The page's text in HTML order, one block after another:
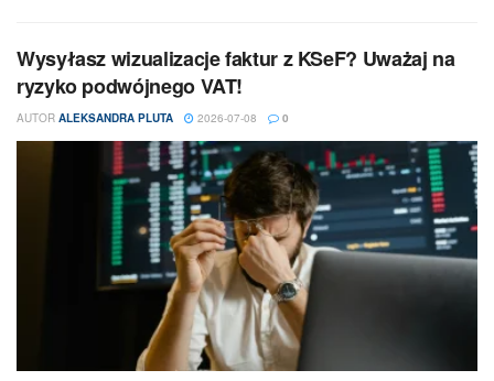
Wysyłasz wizualizacje faktur z KSeF? Uważaj na
ryzyko podwójnego VAT!
AUTOR ALEKSANDRA PLUTA 2026-07-08 0